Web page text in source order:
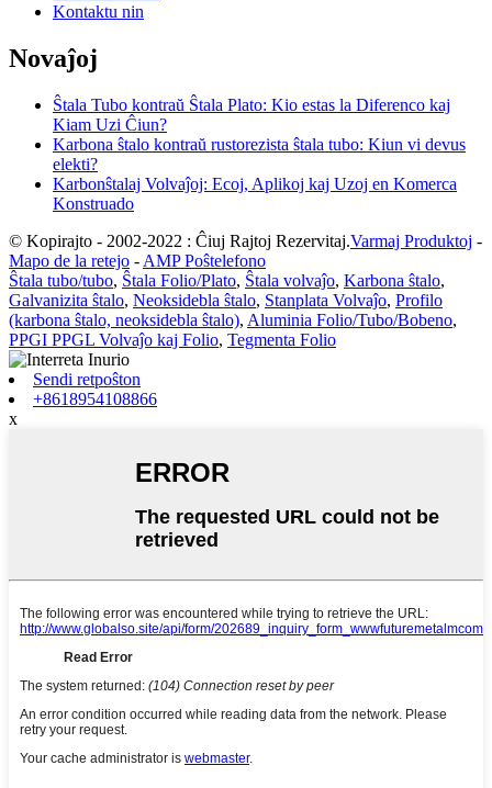
Kontaktu nin
Novaĵoj
Ŝtala Tubo kontraŭ Ŝtala Plato: Kio estas la Diferenco kaj
Kiam Uzi Ĉiun?
Karbona ŝtalo kontraŭ rustorezista ŝtala tubo: Kiun vi devus
elekti?
Karbonŝtalaj Volvaĵoj: Ecoj, Aplikoj kaj Uzoj en Komerca
Konstruado
© Kopirajto - 2002-2022 : Ĉiuj Rajtoj Rezervitaj.Varmaj Produktoj -
Mapo de la retejo - AMP Poŝtelefono
Ŝtala tubo/tubo, Ŝtala Folio/Plato, Ŝtala volvaĵo, Karbona ŝtalo,
Galvanizita ŝtalo, Neoksidebla ŝtalo, Stanplata Volvaĵo, Profilo
(karbona ŝtalo, neoksidebla ŝtalo), Aluminia Folio/Tubo/Bobeno,
PPGI PPGL Volvaĵo kaj Folio, Tegmenta Folio
Sendi retpoŝton
+8618954108866
x